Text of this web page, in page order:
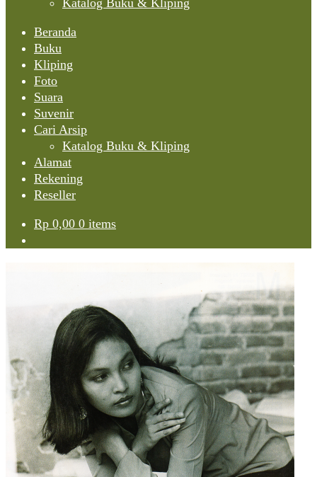
Katalog Buku & Kliping
Beranda
Buku
Kliping
Foto
Suara
Suvenir
Cari Arsip
Katalog Buku & Kliping
Alamat
Rekening
Reseller
Rp 0,00 0 items